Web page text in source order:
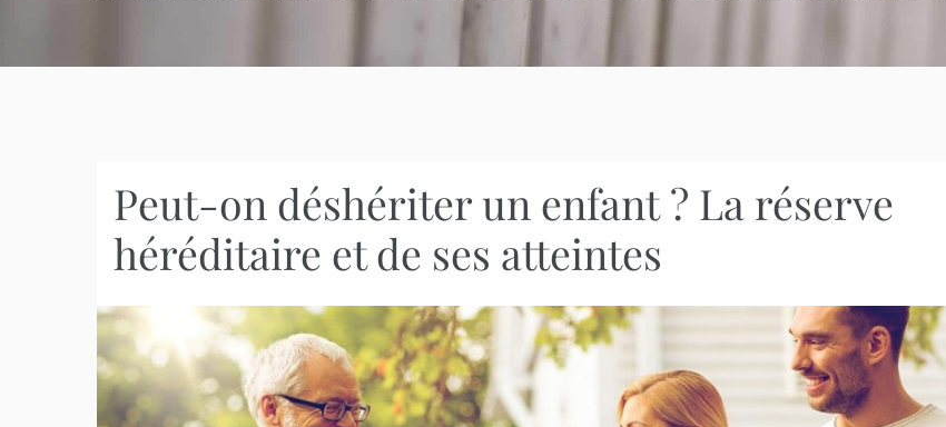
Peut-on déshériter un enfant ? La réserve
héréditaire et de ses atteintes